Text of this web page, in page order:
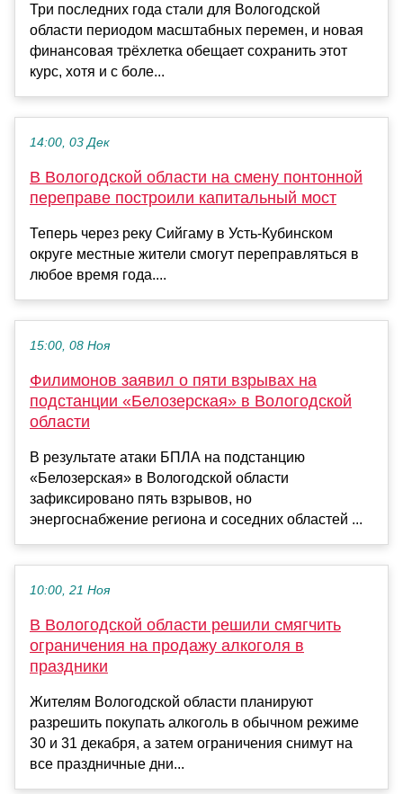
Три последних года стали для Вологодской
области периодом масштабных перемен, и новая
финансовая трёхлетка обещает сохранить этот
курс, хотя и с боле...
14:00, 03 Дек
В Вологодской области на смену понтонной
переправе построили капитальный мост
Теперь через реку Сийгаму в Усть-Кубинском
округе местные жители смогут переправляться в
любое время года....
15:00, 08 Ноя
Филимонов заявил о пяти взрывах на
подстанции «Белозерская» в Вологодской
области
В результате атаки БПЛА на подстанцию
«Белозерская» в Вологодской области
зафиксировано пять взрывов, но
энергоснабжение региона и соседних областей ...
10:00, 21 Ноя
В Вологодской области решили смягчить
ограничения на продажу алкоголя в
праздники
Жителям Вологодской области планируют
разрешить покупать алкоголь в обычном режиме
30 и 31 декабря, а затем ограничения снимут на
все праздничные дни...